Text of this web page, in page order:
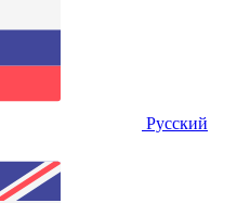
Русский